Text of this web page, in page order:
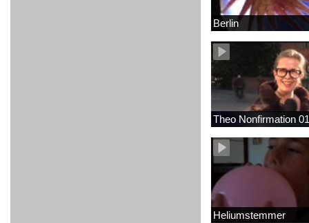
Berlin
Theo Nonfirmation 01
Heliumstemmer